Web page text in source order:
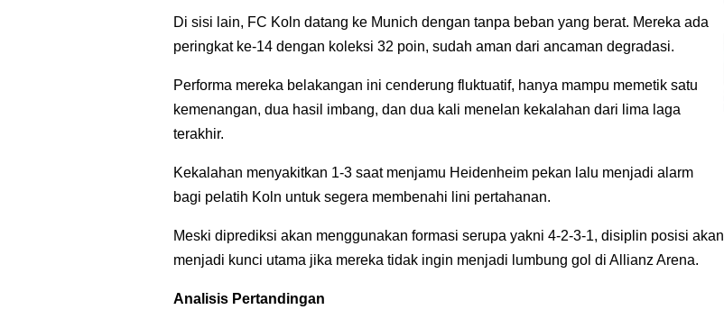
Di sisi lain, FC Koln datang ke Munich dengan tanpa beban yang berat. Mereka ada
peringkat ke-14 dengan koleksi 32 poin, sudah aman dari ancaman degradasi.
Performa mereka belakangan ini cenderung fluktuatif, hanya mampu memetik satu
kemenangan, dua hasil imbang, dan dua kali menelan kekalahan dari lima laga
terakhir.
Kekalahan menyakitkan 1-3 saat menjamu Heidenheim pekan lalu menjadi alarm
bagi pelatih Koln untuk segera membenahi lini pertahanan.
Meski diprediksi akan menggunakan formasi serupa yakni 4-2-3-1, disiplin posisi akan
menjadi kunci utama jika mereka tidak ingin menjadi lumbung gol di Allianz Arena.
Analisis Pertandingan